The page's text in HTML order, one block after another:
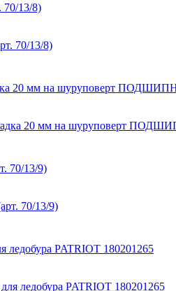
70/13/8)
20 мм на шуруповерт
70/13/9)
ледобура PATRIOT 180201265